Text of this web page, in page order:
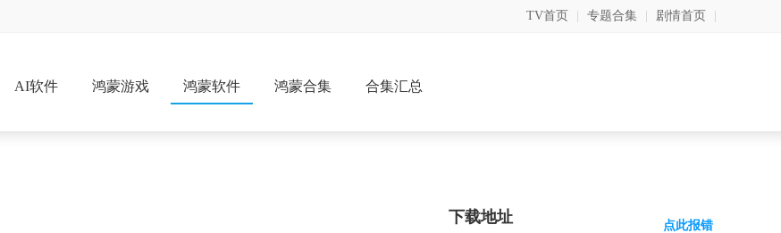
TV首页 专题合集 剧情首页
AI软件 鸿蒙游戏 鸿蒙软件 鸿蒙合集 合集汇总
下载地址 点此报错